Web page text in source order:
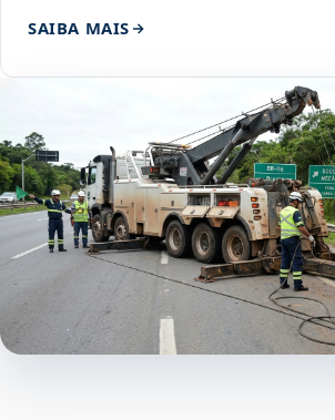
SAIBA MAIS